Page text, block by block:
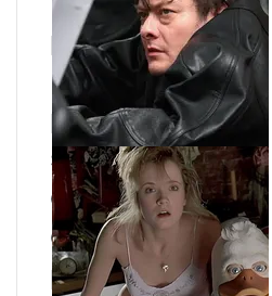
přes sekvoje.
brzděn
produkovanými
stromem. Pokud
odumírat, nebo
ocitne v
podmínkách,